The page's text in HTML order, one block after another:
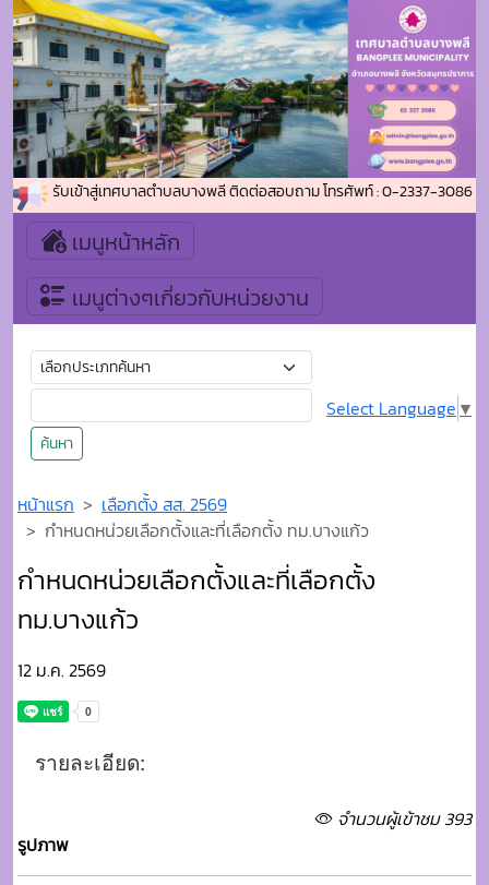
ต้อนรับเข้าสู่เทศบาลตำบลบางพลี ติดต่อสอบถาม โทรศัพท์ : 0-2337-3086 โทร
เมนูหน้าหลัก
เมนูต่างๆเกี่ยวกับหน่วยงาน
ค้นหา
Select Language ▼
หน้าแรก
เลือกตั้ง สส. 2569
กำหนดหน่วยเลือกตั้งและที่เลือกตั้ง ทม.บางแก้ว
กำหนดหน่วยเลือกตั้งและที่เลือกตั้ง
ทม.บางแก้ว
12 ม.ค. 2569
รายละเอียด:
จำนวนผู้เข้าชม 393
รูปภาพ